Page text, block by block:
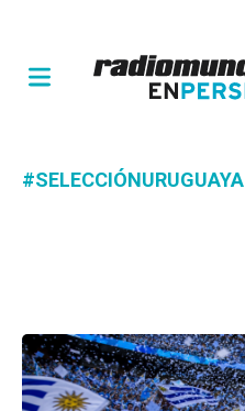
#SELECCIÓNURUGUAYA